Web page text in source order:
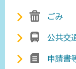
ごみ
公共交
申請書